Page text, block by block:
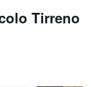
Tirreno